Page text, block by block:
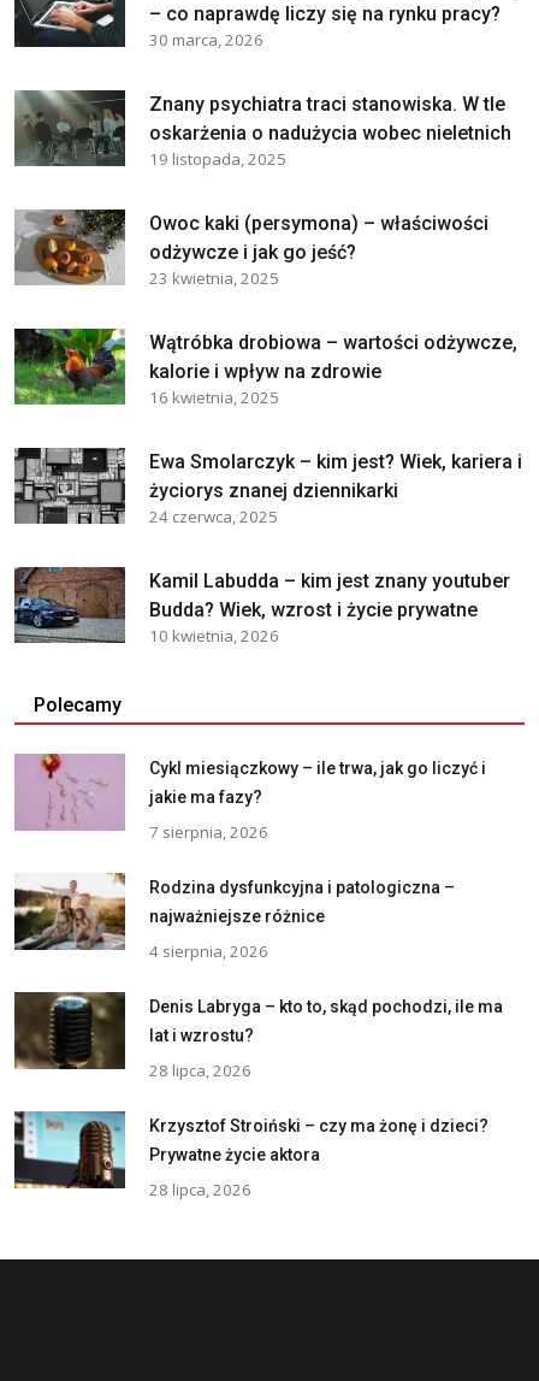
– co naprawdę liczy się na rynku pracy?
30 marca, 2026
Znany psychiatra traci stanowiska. W tle
oskarżenia o nadużycia wobec nieletnich
19 listopada, 2025
Owoc kaki (persymona) – właściwości
odżywcze i jak go jeść?
23 kwietnia, 2025
Wątróbka drobiowa – wartości odżywcze,
kalorie i wpływ na zdrowie
16 kwietnia, 2025
Ewa Smolarczyk – kim jest? Wiek, kariera i
życiorys znanej dziennikarki
24 czerwca, 2025
Kamil Labudda – kim jest znany youtuber
Budda? Wiek, wzrost i życie prywatne
10 kwietnia, 2026
Polecamy
Cykl miesiączkowy – ile trwa, jak go liczyć i
jakie ma fazy?
7 sierpnia, 2026
Rodzina dysfunkcyjna i patologiczna –
najważniejsze różnice
4 sierpnia, 2026
Denis Labryga – kto to, skąd pochodzi, ile ma
lat i wzrostu?
28 lipca, 2026
Krzysztof Stroiński – czy ma żonę i dzieci?
Prywatne życie aktora
28 lipca, 2026